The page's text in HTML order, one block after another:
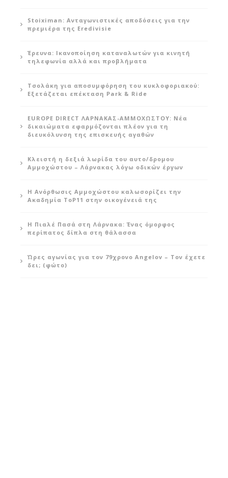
Stoiximan: Ανταγωνιστικές αποδόσεις για την
πρεμιέρα της Eredivisie
Έρευνα: Ικανοποίηση καταναλωτών για κινητή
τηλεφωνία αλλά και προβλήματα
Τσολάκη για αποσυμφόρηση του κυκλοφοριακού:
Εξετάζεται επέκταση Park & Ride
EUROPE DIRECT ΛΑΡΝΑΚΑΣ-ΑΜΜΟΧΩΣΤΟΥ: Νέα
δικαιώματα εφαρμόζονται πλέον για τη
διευκόλυνση της επισκευής αγαθών
Κλειστή η δεξιά λωρίδα του αυτο/δρομου
Αμμοχώστου – Λάρνακας λόγω οδικών έργων
Η Ανόρθωσις Αμμοχώστου καλωσορίζει την
Ακαδημία ToP11 στην οικογένειά της
Η Πιαλέ Πασά στη Λάρνακα: Ένας όμορφος
περίπατος δίπλα στη θάλασσα
Ώρες αγωνίας για τον 79χρονο Angelov – Τον έχετε
δει; (φώτο)